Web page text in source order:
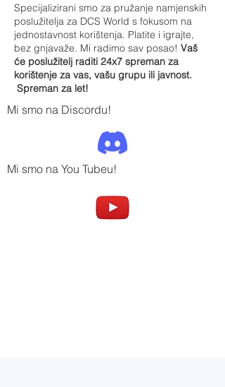
Specijalizirani smo za pružanje namjenskih
poslužitelja za DCS World s fokusom na
jednostavnost korištenja. Platite i igrajte,
bez gnjavaže. Mi radimo sav posao! Vaš
će poslužitelj raditi 24x7 spreman za
korištenje za vas, vašu grupu ili javnost.
Spreman za let!
Mi smo na Discordu!
Mi smo na You Tubeu!